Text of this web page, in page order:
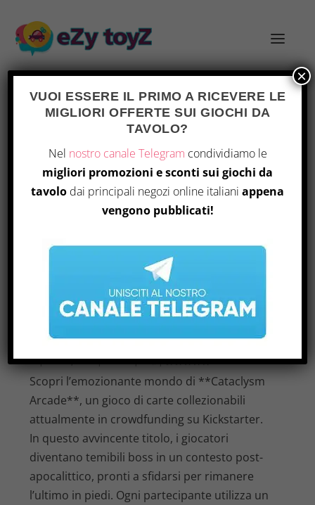
TAG:CATACLYSM ARCADE
CATACLYSM ARCADE: ANTEPRIMA
COMPETITIVO
di|Giu 16, 2026|Notizie|0 |
Scopri l’emozionante mondo di **Cataclysm
Arcade**, un gioco di carte collezionabili
attualmente in crowdfunding su Kickstarter.
In questo avvincente titolo, i giocatori
diventano temibili boss in un contesto post-
apocalittico, pronti a sfidarsi per rimanere
l’ultimo in piedi. Ogni partecipante utilizza un
VUOI ESSERE IL PRIMO A RICEVERE LE
MIGLIORI OFFERTE SUI GIOCHI DA
TAVOLO?
Nel nostro canale Telegram condividiamo le
migliori promozioni e sconti sui giochi da
tavolo dai principali negozi online italiani appena
vengono pubblicati!
×